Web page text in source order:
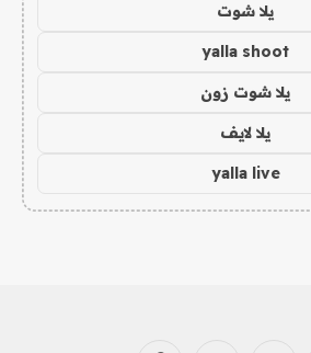
يلا شوت
yalla shoot
يلا شوت زون
يلا لايف
yalla live